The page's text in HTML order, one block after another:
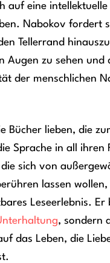
auf eine
Nabokov fordert
Tellerrand
Augen zu sehen und
der menschlichen
Bücher lieben, die
Sprache in all ihren
sich von
lassen wollen,
Leseerlebnis.
, sondern
das Leben, die